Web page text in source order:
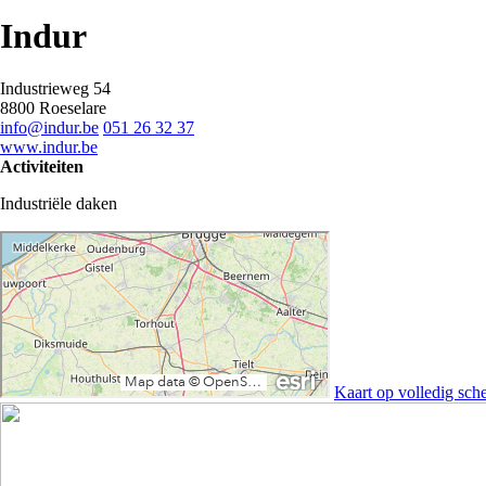
Indur
Industrieweg 54
8800 Roeselare
info@indur.be 051 26 32 37
www.indur.be
Activiteiten
Industriële daken
Kaart op volledig